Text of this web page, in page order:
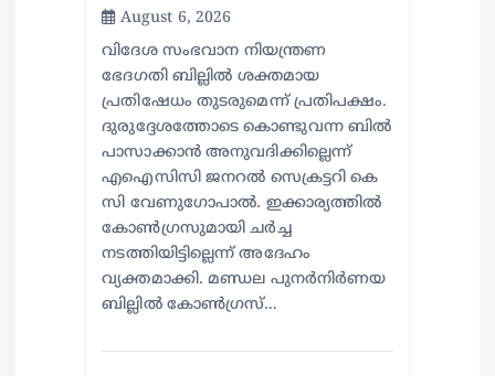
August 6, 2026
വിദേശ സംഭവാന നിയന്ത്രണ
ഭേദഗതി ബില്ലിൽ ശക്തമായ
പ്രതിഷേധം തുടരുമെന്ന് പ്രതിപക്ഷം.
ദുരുദ്ദേശത്തോടെ കൊണ്ടുവന്ന ബിൽ
പാസാക്കാൻ അനുവദിക്കില്ലെന്ന്
എഐസിസി ജനറൽ സെക്രട്ടറി കെ
സി വേണുഗോപാൽ. ഇക്കാര്യത്തിൽ
കോൺഗ്രസുമായി ചർച്ച
നടത്തിയിട്ടില്ലെന്ന് അദേഹം
വ്യക്തമാക്കി. മണ്ഡല പുനർനിർണയ
ബില്ലിൽ കോൺഗ്രസ്…